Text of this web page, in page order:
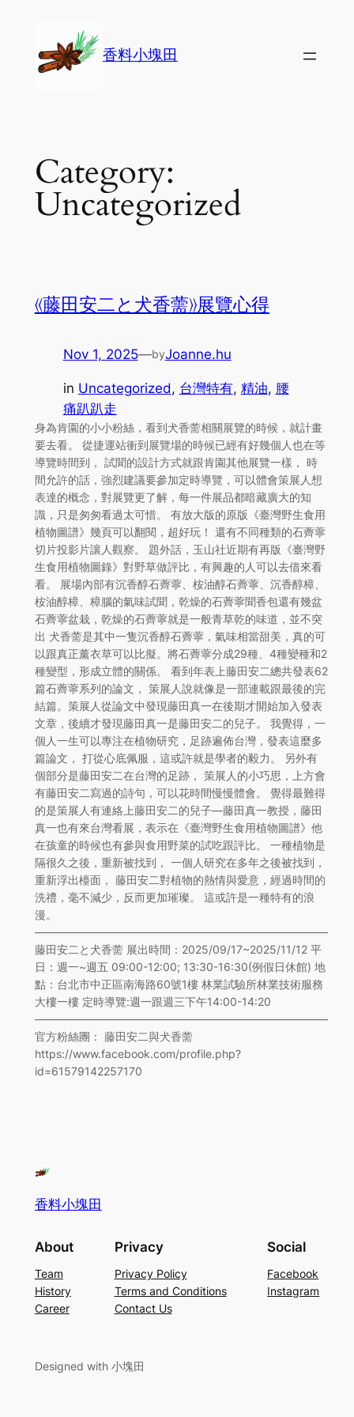
content
香料小塊田
Category:
Uncategorized
《藤田安二と犬香薷》展覽心得
Nov 1, 2025—byJoanne.hu
in Uncategorized, 台灣特有, 精油, 腰
痛趴趴走
身為肯園的小小粉絲，看到犬香薷相關展覽的時候，就計畫
要去看。 從捷運站衝到展覽場的時候已經有好幾個人也在等
導覽時間到， 試聞的設計方式就跟肯園其他展覽一樣， 時
間允許的話，強烈建議要參加定時導覽，可以體會策展人想
表達的概念，對展覽更了解，每一件展品都暗藏廣大的知
識，只是匆匆看過太可惜。 有放大版的原版《臺灣野生食用
植物圖譜》幾頁可以翻閱，超好玩！ 還有不同種類的石薺薴
切片投影片讓人觀察。 題外話，玉山社近期有再版《臺灣野
生食用植物圖錄》對野草做評比，有興趣的人可以去借來看
看。 展場內部有沉香醇石薺薴、桉油醇石薺薴、沉香醇樟、
桉油醇樟、樟腦的氣味試聞，乾燥的石薺薴聞香包還有幾盆
石薺薴盆栽，乾燥的石薺薴就是一般青草乾的味道，並不突
出 犬香薷是其中一隻沉香醇石薺薴，氣味相當甜美，真的可
以跟真正薰衣草可以比擬。將石薺薴分成29種、4種變種和2
種變型，形成立體的關係。 看到年表上藤田安二總共發表62
篇石薺薴系列的論文， 策展人說就像是一部連載跟最後的完
結篇。策展人從論文中發現藤田真一在後期才開始加入發表
文章，後續才發現藤田真一是藤田安二的兒子。 我覺得，一
個人一生可以專注在植物研究，足跡遍佈台灣，發表這麼多
篇論文， 打從心底佩服，這或許就是學者的毅力。 另外有
個部分是藤田安二在台灣的足跡， 策展人的小巧思，上方會
有藤田安二寫過的詩句，可以花時間慢慢體會。 覺得最難得
的是策展人有連絡上藤田安二的兒子—藤田真一教授，藤田
真一也有來台灣看展，表示在《臺灣野生食用植物圖譜》他
在孩童的時候也有參與食用野菜的試吃跟評比。 一種植物是
隔很久之後，重新被找到， 一個人研究在多年之後被找到，
重新浮出檯面， 藤田安二對植物的熱情與愛意，經過時間的
洗禮，毫不減少，反而更加璀璨。 這或許是一種特有的浪
漫。
——————————————————————————–
藤田安二と犬香薷 展出時間：2025/09/17~2025/11/12 平
日：週一~週五 09:00-12:00; 13:30-16:30(例假日休館) 地
點：台北市中正區南海路60號1樓 林業試驗所林業技術服務
大樓一樓 定時導覽:週一跟週三下午14:00-14:20
——————————————————————————–
官方粉絲團： 藤田安二與犬香薷
https://www.facebook.com/profile.php?
id=61579142257170
香料小塊田
About
Team
History
Career
Privacy
Privacy Policy
Terms and Conditions
Contact Us
Social
Facebook
Instagram
Designed with 小塊田